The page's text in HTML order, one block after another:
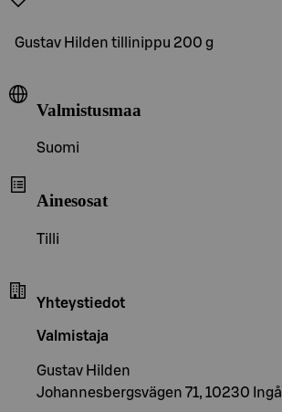
Gustav Hilden tillinippu 200 g
Valmistusmaa
Suomi
Ainesosat
Tilli
Yhteystiedot
Valmistaja
Gustav Hilden
Johannesbergsvägen 71, 10230 Ingå